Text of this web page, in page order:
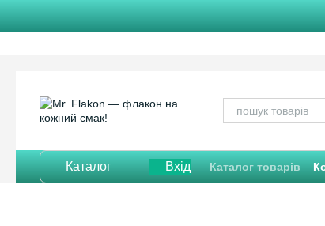
Каталог Вхід Каталог товарів
Відгуки про